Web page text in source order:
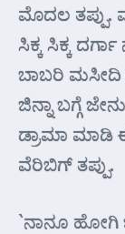
ಮೊದಲ ತಪ್ಪು.
ಸಿಕ್ಕ ಸಿಕ್ಕ
ಬಾಬರಿ ಮಸೀದಿ
ಜಿನ್ನಾ ಬಗ್ಗೆ
ಡ್ರಾಮಾ ಮಾಡಿ
ವೆರಿಬಿಗ್ ತಪ್ಪು.
`ನಾನೂ ಹೋಗಿ